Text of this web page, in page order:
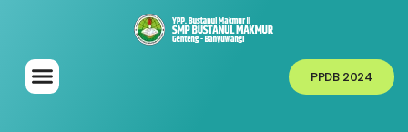
PPDB 2024